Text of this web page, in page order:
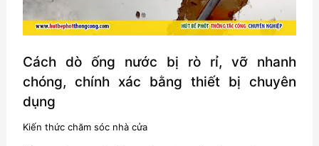
Cách dò ống nước bị rò rỉ, vỡ nhanh
chóng, chính xác bằng thiết bị chuyên
dụng
Kiến thức chăm sóc nhà cửa